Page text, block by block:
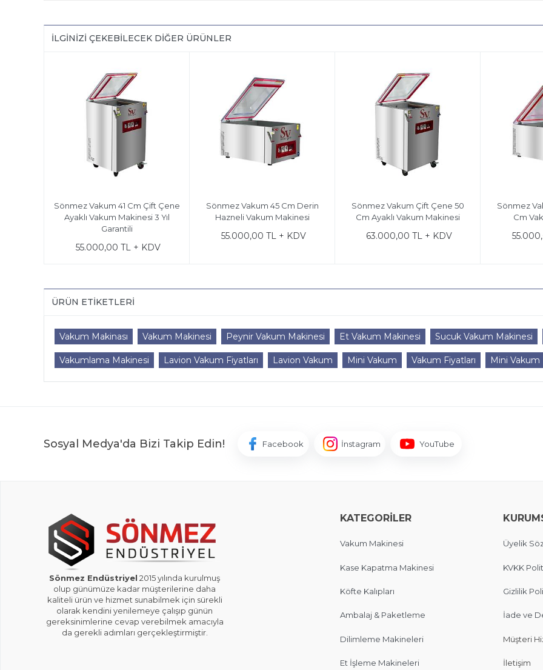
İLGINIZI ÇEKEBILECEK DIĞER ÜRÜNLER
Gıda Vakum Makinesi Bakım
Seti
Sönmez Vakum 41 Cm Çift Çene
Ayaklı Vakum Makinesi 3 Yıl
Sönmez Vakum 45 Cm Derin
Hazneli Vakum Makinesi
55.000,00 TL + KDV
Sönmez Vakum Çift
Cm Ayaklı Vakum
63.000,00 TL +
ÜRÜN ETIKETLERI
Vakum Makinası Vakum Makinesi Peynir Vakum Makinesi Et Vakum Makinesi Sucuk Vakum Makinesi
Vakumlama Makinesi Lavion Vakum Fiyatları Lavion Vakum Mini Vakum Vakum Fiyatları Mini Vakum
Sosyal Medya'da Bizi Takip Edin! Facebook İnstagram YouTube
Sönmez Endüstriyel 2015 yılında kurulmuş
olup günümüze kadar müşterilerine daha
kaliteli ürün ve hizmet sunabilmek için sürekli
olarak kendini yenilemeye çalışıp günün
gereksinimlerine cevap verebilmek amacıyla
da gerekli adımları gerçekleştirmiştir.
KATEGORİLER
Vakum Makinesi
Kase Kapatma Makinesi
Köfte Kalıpları
Ambalaj & Paketleme
Dilimleme Makineleri
Et İşleme Makineleri
Üyelik
KVKK
Gizlilik
İade ve
Müşteri
İletişim